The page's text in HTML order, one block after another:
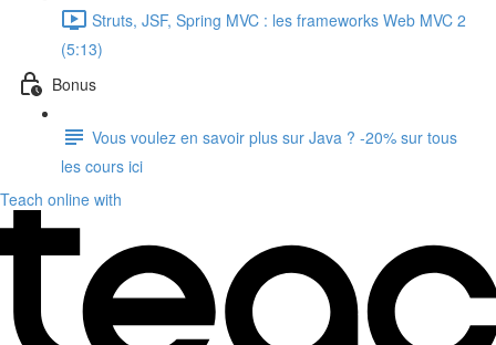
Struts, JSF, Spring MVC : les frameworks Web MVC 2
(5:13)
Bonus
Vous voulez en savoir plus sur Java ? -20% sur tous
les cours ici
Teach online with